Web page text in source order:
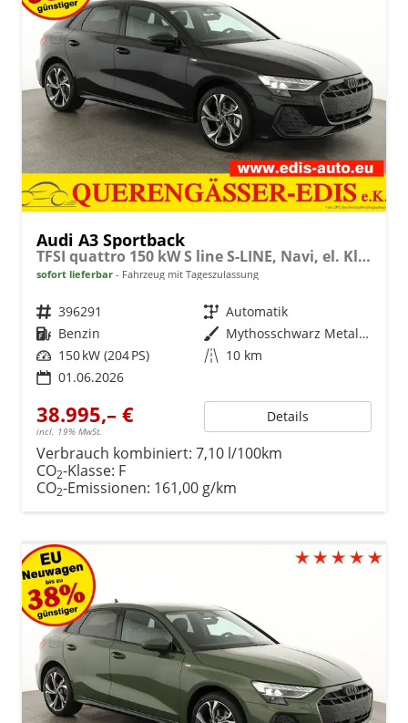
Audi A3 Sportback
TFSI quattro 150 kW S line S-LINE, Navi, el. Klappe, Sound, Winter, 18-Zoll, 3-J. Garantie
sofort lieferbar Fahrzeug mit Tageszulassung
Fahrzeugnr. 396291 Getriebe Automatik
Kraftstoff Benzin Außenfarbe
Mythosschwarz Metallic
Leistung 150 kW (204 PS) Kilometerstand 10 km
01.06.2026
38.995,– €
incl. 19% MwSt.
Details
Verbrauch kombiniert: 7,10 l/100km
CO2-Klasse: F
CO2-Emissionen: 161,00 g/km